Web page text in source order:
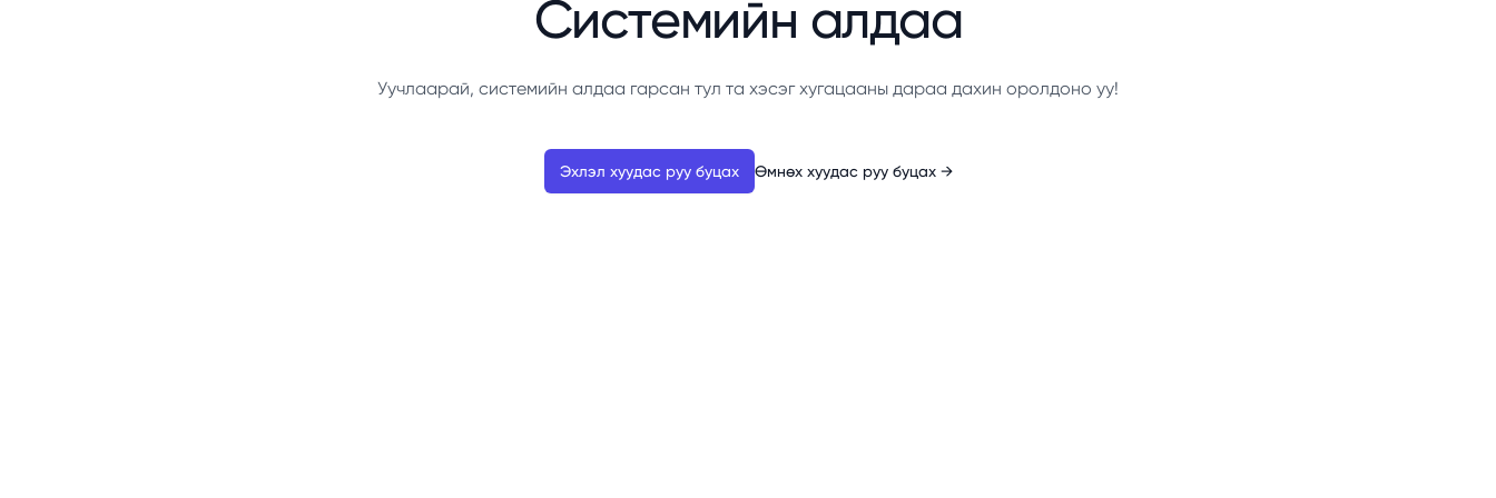
Системийн алдаа
Уучлаарай, системийн алдаа гарсан тул та хэсэг хугацааны дараа дахин оролдоно уу!
Эхлэл хуудас руу буцах Өмнөх хуудас руу буцах →